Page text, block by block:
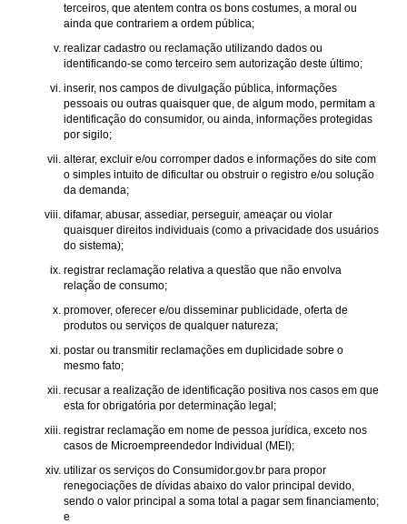
terceiros, que atentem contra os bons costumes, a moral ou
ainda que contrariem a ordem pública;
realizar cadastro ou reclamação utilizando dados ou
identificando-se como terceiro sem autorização deste último;
inserir, nos campos de divulgação pública, informações
pessoais ou outras quaisquer que, de algum modo, permitam a
identificação do consumidor, ou ainda, informações protegidas
por sigilo;
alterar, excluir e/ou corromper dados e informações do site com
o simples intuito de dificultar ou obstruir o registro e/ou solução
da demanda;
difamar, abusar, assediar, perseguir, ameaçar ou violar
quaisquer direitos individuais (como a privacidade dos usuários
do sistema);
registrar reclamação relativa a questão que não envolva
relação de consumo;
promover, oferecer e/ou disseminar publicidade, oferta de
produtos ou serviços de qualquer natureza;
postar ou transmitir reclamações em duplicidade sobre o
mesmo fato;
recusar a realização de identificação positiva nos casos em que
esta for obrigatória por determinação legal;
registrar reclamação em nome de pessoa jurídica, exceto nos
casos de Microempreendedor Individual (MEI);
utilizar os serviços do Consumidor.gov.br para propor
renegociações de dívidas abaixo do valor principal devido,
sendo o valor principal a soma total a pagar sem financiamento;
e